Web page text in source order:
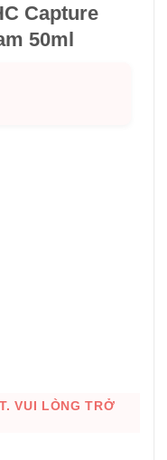
Capture
50ml
VUI LÒNG TRỞ